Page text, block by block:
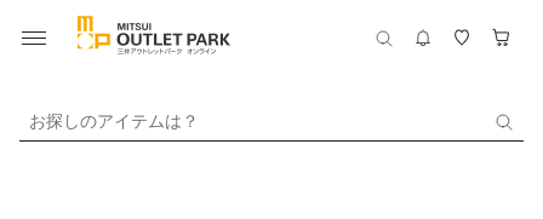
お探しのアイテムは？